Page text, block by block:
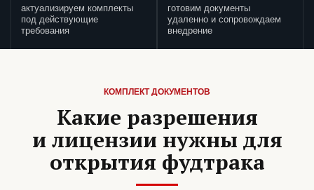
актуализируем комплекты
под действующие
требования
готовим документы
удаленно и сопровождаем
внедрение
КОМПЛЕКТ ДОКУМЕНТОВ
Какие разрешения
и лицензии нужны для
открытия фудтрака